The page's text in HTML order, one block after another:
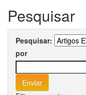
Pesquisar
Pesquisar:
por